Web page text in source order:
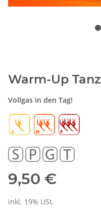
Warm-Up Tanz
Vollgas in den Tag!
9,50 €
inkl. 19% USt.